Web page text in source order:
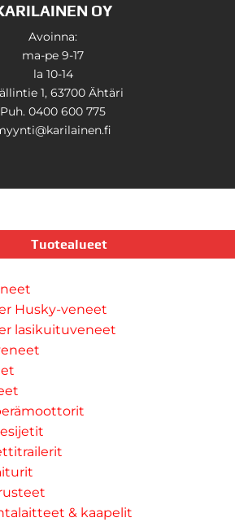
OY
Avoinna:
ma-pe 9-17
la 10-14
1, 63700 Ähtäri
Puh. 0400 600 775
Tuotealueet
Husky-veneet
lasikuituveneet
& kaapelit